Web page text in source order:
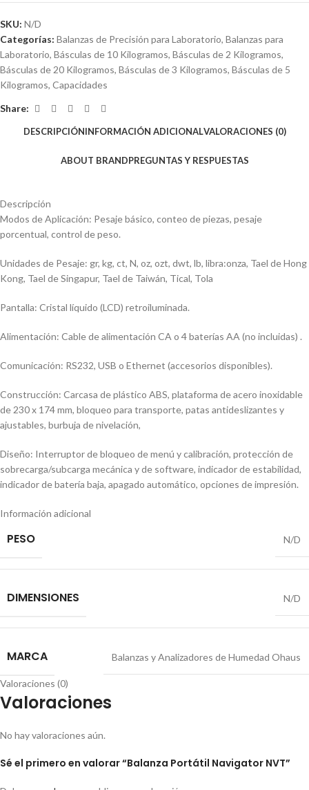
SKU: N/D
Categorías: Balanzas de Precisión para Laboratorio, Balanzas para
Laboratorio, Básculas de 10 Kilogramos, Básculas de 2 Kilogramos,
Básculas de 20 Kilogramos, Básculas de 3 Kilogramos, Básculas de 5
Kilogramos, Capacidades
Share:
DESCRIPCIÓNINFORMACIÓN ADICIONALVALORACIONES (0)
ABOUT BRANDPREGUNTAS Y RESPUESTAS
Descripción
Modos de Aplicación: Pesaje básico, conteo de piezas, pesaje
porcentual, control de peso.
Unidades de Pesaje: gr, kg, ct, N, oz, ozt, dwt, lb, libra:onza, Tael de Hong
Kong, Tael de Singapur, Tael de Taiwán, Tical, Tola
Pantalla: Cristal líquido (LCD) retroiluminada.
Alimentación: Cable de alimentación CA o 4 baterías AA (no incluidas) .
Comunicación: RS232, USB o Ethernet (accesorios disponibles).
Construcción: Carcasa de plástico ABS, plataforma de acero inoxidable
de 230 x 174 mm, bloqueo para transporte, patas antideslizantes y
ajustables, burbuja de nivelación,
Diseño: Interruptor de bloqueo de menú y calibración, protección de
sobrecarga/subcarga mecánica y de software, indicador de estabilidad,
indicador de batería baja, apagado automático, opciones de impresión.
Información adicional
PESO N/D
DIMENSIONES N/D
MARCA Balanzas y Analizadores de Humedad Ohaus
Valoraciones (0)
Valoraciones
No hay valoraciones aún.
Sé el primero en valorar “Balanza Portátil Navigator NVT”